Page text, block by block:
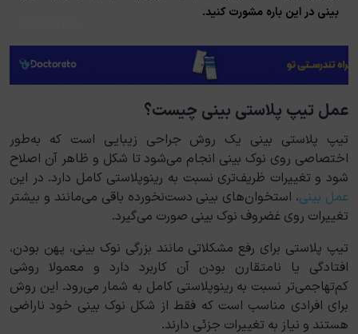
بینی در این باره مشورت کنید.
عمل تیپ پلاستی بینی چیست؟
تیپ پلاستی بینی یک روش جراحی زیبایی است که به‌طور
اختصاصی روی نوک بینی انجام می‌شود تا شکل و ظاهر آن اصلاح
شود و تغییرات ظریف‌تری نسبت به رینوپلاستی کامل دارد. در این
عمل بینی، استخوان‌های بینی دست‌نخورده باقی می‌مانند و بیشتر
تغییرات روی غضروف نوک بینی صورت می‌گیرد.
تیپ پلاستی برای رفع مشکلاتی مانند بزرگی نوک بینی، پهن بودن،
افتادگی یا نامتقارن بودن آن کاربرد دارد و معمولا روشی
کم‌تهاجمی‌تر نسبت به رینوپلاستی کامل به شمار می‌رود. این روش
برای افرادی مناسب است که فقط از شکل نوک بینی خود ناراضی
هستند و نیاز به تغییرات جزئی دارند.